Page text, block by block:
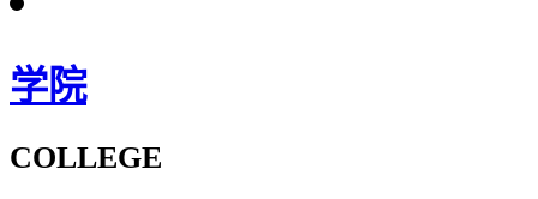
学院
COLLEGE